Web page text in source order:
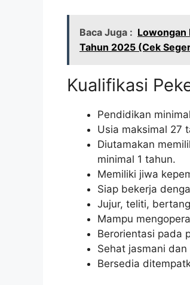
Baca Juga : Lowongan
Tahun 2025 (Cek
Kualifikasi
Pendidikan
Usia maksimal 27
Diutamakan
minimal 1 tahun.
Memiliki jiwa
Siap bekerja
Jujur, teliti,
Mampu
Berorientasi pada
Sehat jasmani dan
Bersedia